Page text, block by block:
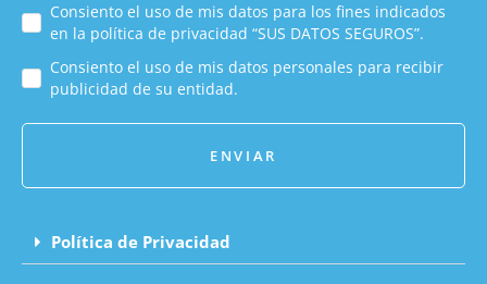
Consiento el uso de mis datos para los fines indicados
en la política de privacidad “SUS DATOS SEGUROS”.
Consiento el uso de mis datos personales para recibir
publicidad de su entidad.
ENVIAR
Política de Privacidad